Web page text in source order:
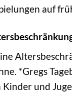
auf
*Gregs
und